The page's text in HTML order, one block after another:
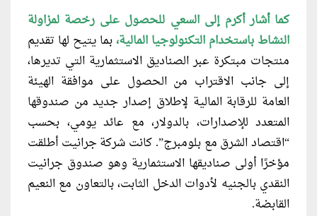
كما أشار أكرم إلى السعي للحصول على رخصة لمزاولة
النشاط باستخدام التكنولوجيا المالية،بما يتيح لها تقديم
منتجات مبتكرة عبر الصناديق الاستثمارية التي تديرها،
إلى جانب الاقتراب من الحصول على موافقة الهيئة
العامة للرقابة المالية لإطلاق إصدار جديد من صندوقها
المتعدد للإصدارات، بالدولار، مع عائد يومي، بحسب
“اقتصاد الشرق مع بلومبرج”. كانت شركة جرانيت أطلقت
مؤخرًا أولى صناديقها الاستثمارية وهو صندوق جرانيت
النقدي بالجنيه لأدوات الدخل الثابت، بالتعاون مع النعيم
القابضة.